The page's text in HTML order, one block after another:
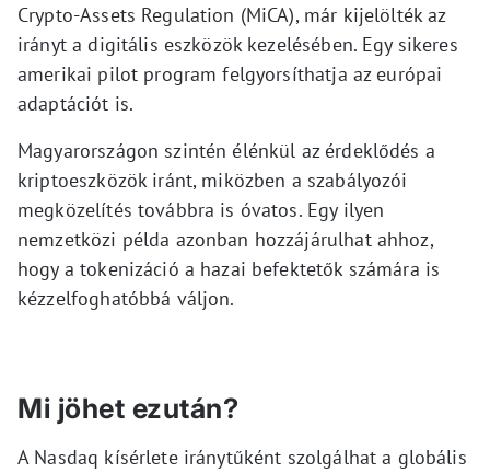
Crypto-Assets Regulation (MiCA), már kijelölték az
irányt a digitális eszközök kezelésében. Egy sikeres
amerikai pilot program felgyorsíthatja az európai
adaptációt is.
Magyarországon szintén élénkül az érdeklődés a
kriptoeszközök iránt, miközben a szabályozói
megközelítés továbbra is óvatos. Egy ilyen
nemzetközi példa azonban hozzájárulhat ahhoz,
hogy a tokenizáció a hazai befektetők számára is
kézzelfoghatóbbá váljon.
Mi jöhet ezután?
A Nasdaq kísérlete iránytűként szolgálhat a globális